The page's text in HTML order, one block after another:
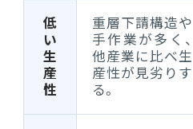
低
い
生
産
性
重層下請構造や
手作業が多く、
他産業に比べ生
産性が見劣りす
る。